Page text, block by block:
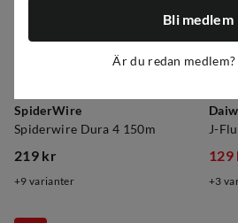
SpiderWire
Spiderwire Dura 4 150m
price
219 kr
9 varianter
J-
129
3
Bli medlem
Är du redan medlem?